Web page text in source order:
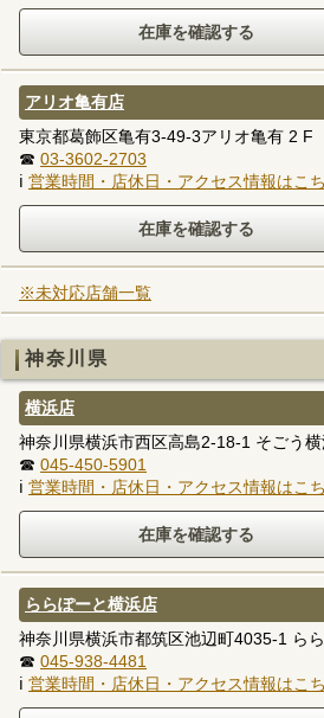
アリオ亀有店
東京都葛飾区亀有3-49-3アリオ亀有 2 F
☎ 03-3602-2703
ℹ 営業時間・店休日・アクセス情報はこ
※未対応店舗一覧
神奈川県
横浜店
神奈川県横浜市西区高島2-18-1 そごう
☎ 045-450-5901
ℹ 営業時間・店休日・アクセス情報はこ
ららぽーと横浜店
神奈川県横浜市都筑区池辺町4035-1 ら
☎ 045-938-4481
ℹ 営業時間・店休日・アクセス情報はこ